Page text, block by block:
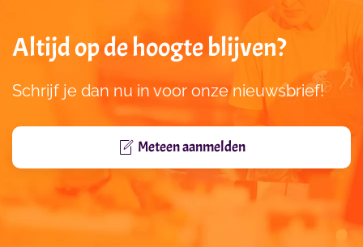
Altijd op de hoogte blijven?
Schrijf je dan nu in voor onze nieuwsbrief!
Meteen aanmelden